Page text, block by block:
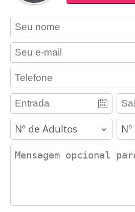
contact_name
contact_email
contact_phone
adults
contact_message